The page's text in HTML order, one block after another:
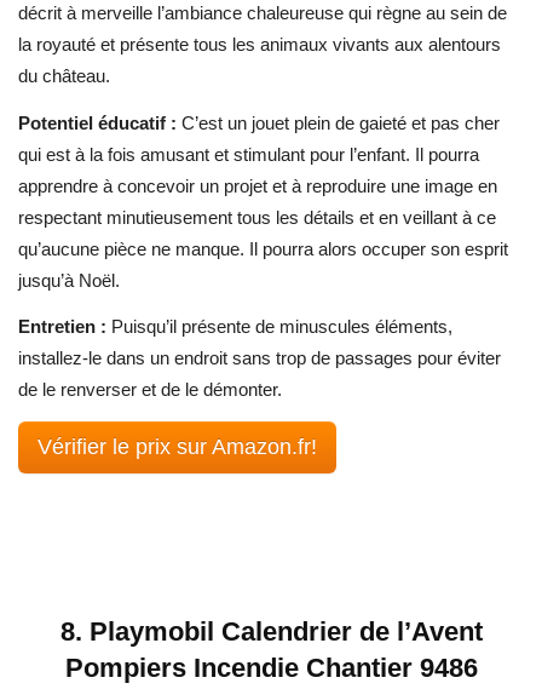
décrit à merveille l’ambiance chaleureuse qui règne au sein de
la royauté et présente tous les animaux vivants aux alentours
du château.
Potentiel éducatif : C’est un jouet plein de gaieté et pas cher
qui est à la fois amusant et stimulant pour l’enfant. Il pourra
apprendre à concevoir un projet et à reproduire une image en
respectant minutieusement tous les détails et en veillant à ce
qu’aucune pièce ne manque. Il pourra alors occuper son esprit
jusqu’à Noël.
Entretien : Puisqu’il présente de minuscules éléments,
installez-le dans un endroit sans trop de passages pour éviter
de le renverser et de le démonter.
Vérifier le prix sur Amazon.fr!
8. Playmobil Calendrier de l’Avent
Pompiers Incendie Chantier 9486